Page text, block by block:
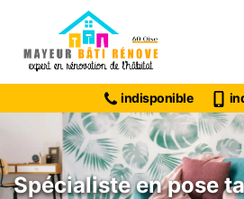
indisponible
Spécialiste en pose